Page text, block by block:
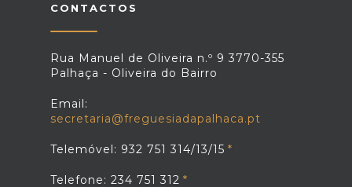
CONTACTOS
Rua Manuel de Oliveira n.º 9 3770-355
Palhaça - Oliveira do Bairro
Email:
secretaria@freguesiadapalhaca.pt
Telemóvel: 932 751 314/13/15
Telefone: 234 751 312